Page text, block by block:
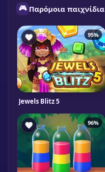
🎮 Παρόμοια παιχνίδια
95%
Jewels Blitz 5
96%